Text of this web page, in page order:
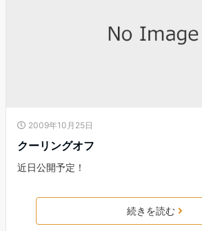
2009年10月25日
クーリングオフ
近日公開予定！
続きを読む